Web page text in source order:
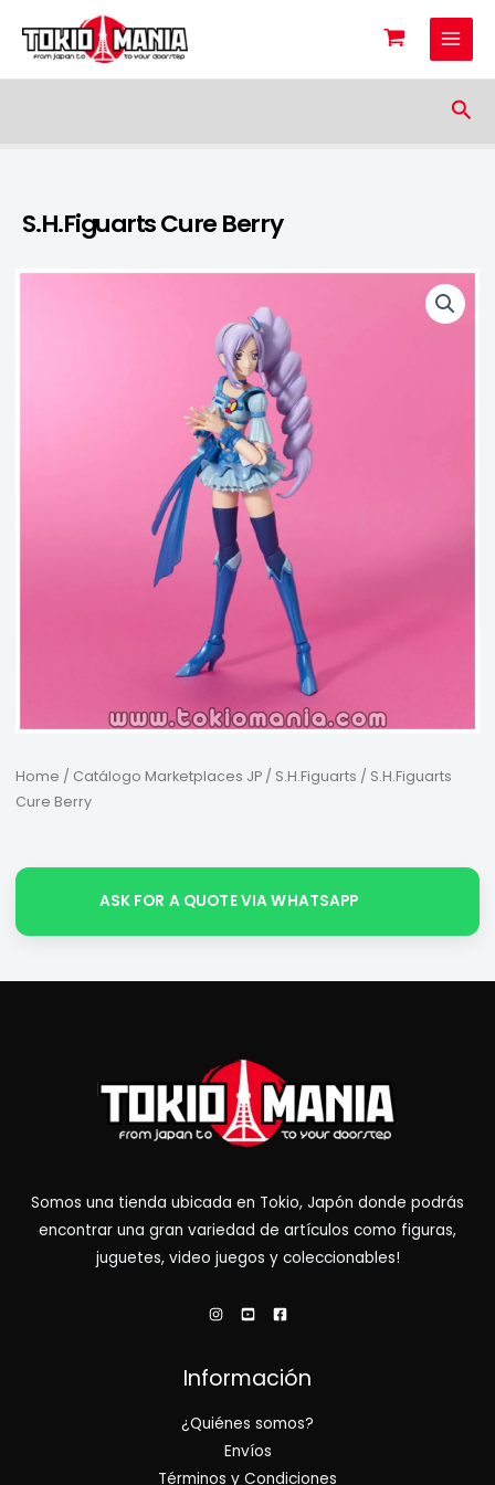
Skip to content
S.H.Figuarts Cure Berry
Home / Catálogo Marketplaces JP/ S.H.Figuarts / S.H.Figuarts
Cure Berry
ASK FOR A QUOTE VIA WHATSAPP
Somos una tienda ubicada en Tokio, Japón donde podrás
encontrar una gran variedad de artículos como figuras,
juguetes, video juegos y coleccionables!
Información
¿Quiénes somos?
Envíos
Términos y Condiciones